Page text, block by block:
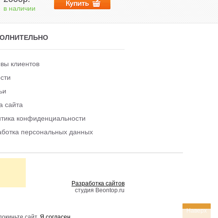
в наличии
клиентов
сайта
конфиденциальности
персональных данных
Разработка сайтов
студия Beontop.ru
Наверх